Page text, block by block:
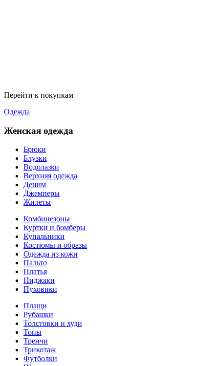
Перейти к покупкам
Одежда
Женская одежда
Брюки
Блузки
Водолазки
Верхняя одежда
Деним
Джемперы
Жилеты
Комбинезоны
Куртки и бомберы
Купальники
Костюмы и образы
Одежда из кожи
Пальто
Платья
Пиджаки
Пуховики
Плащи
Рубашки
Толстовки и худи
Топы
Тренчи
Трикотаж
Футболки